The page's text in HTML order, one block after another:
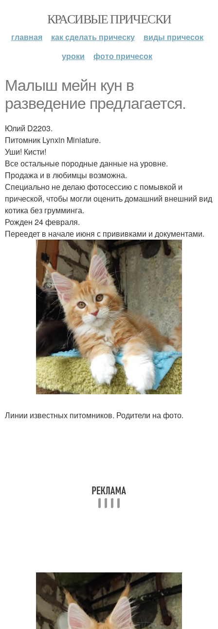
КРАСИВЫЕ ПРИЧЕСКИ
главная как сделать прическу
виды причесок
уроки
фото причесок
Малыш мейн кун в
разведение предлагается.
Юлий D2203.
Питомник Lynxin Miniature.
Уши! Кисти!
Все остальные породные данные на уровне.
Продажа и в любимцы возможна.
Специально не делаю фотосессию с помывкой и
прической, чтобы могли оценить домашний внешний вид
котика без грумминга.
Рожден 24 февраля.
Переедет в начале июня с прививками и документами.
Линии известных питомников. Родители на фото.